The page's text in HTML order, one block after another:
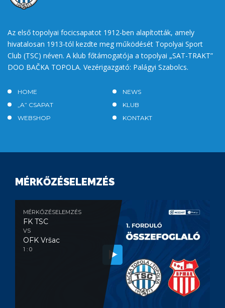
Az első topolyai focicsapatot 1912-ben alapították, amely
hivatalosan 1913-tól kezdte meg működését Topolyai Sport
Club (TSC) néven. A klub főtámogatója a topolyai „SAT-TRAKT”
DOO BAČKA TOPOLA. Vezérigazgató: Palágyi Szabolcs.
HOME
NEWS
„A” CSAPAT
KLUB
WEBSHOP
KONTAKT
MÉRKŐZÉSELEMZÉS
MÉRKŐZÉSELEMZÉS
FK TSC
VS
OFK Vršac
1 : 0